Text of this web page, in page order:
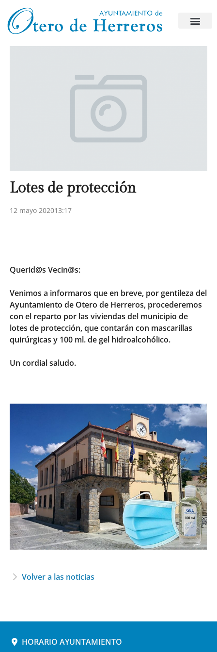
Lotes de protección
12 mayo 202013:17
Querid@s Vecin@s:
Venimos a informaros que en breve, por gentileza del
Ayuntamiento de Otero de Herreros, procederemos
con el reparto por las viviendas del municipio de
lotes de protección, que contarán con mascarillas
quirúrgicas y 100 ml. de gel hidroalcohólico.
Un cordial saludo.
Volver a las noticias
HORARIO AYUNTAMIENTO